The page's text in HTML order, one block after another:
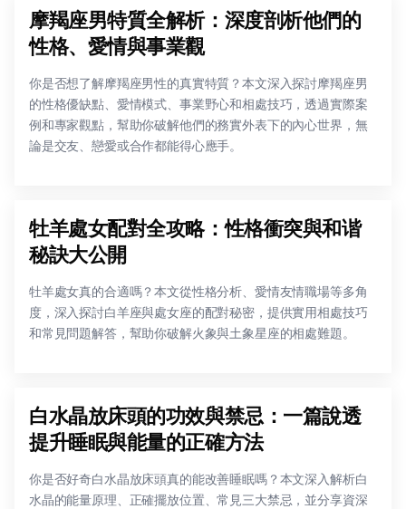
摩羯座男特質全解析：深度剖析他們的
性格、愛情與事業觀
你是否想了解摩羯座男性的真實特質？本文深入探討摩羯座男
的性格優缺點、愛情模式、事業野心和相處技巧，透過實際案
例和專家觀點，幫助你破解他們的務實外表下的內心世界，無
論是交友、戀愛或合作都能得心應手。
牡羊處女配對全攻略：性格衝突與和谐
秘訣大公開
牡羊處女真的合適嗎？本文從性格分析、愛情友情職場等多角
度，深入探討白羊座與處女座的配對秘密，提供實用相處技巧
和常見問題解答，幫助你破解火象與土象星座的相處難題。
白水晶放床頭的功效與禁忌：一篇說透
提升睡眠與能量的正確方法
你是否好奇白水晶放床頭真的能改善睡眠嗎？本文深入解析白
水晶的能量原理、正確擺放位置、常見三大禁忌，並分享資深